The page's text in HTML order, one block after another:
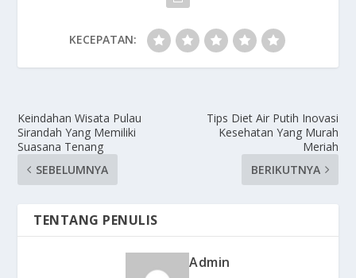
KECEPATAN:
Keindahan Wisata Pulau
Sirandah Yang Memiliki
Suasana Tenang
SEBELUMNYA
Tips Diet Air Putih Inovasi
Kesehatan Yang Murah
Meriah
BERIKUTNYA
TENTANG PENULIS
Admin